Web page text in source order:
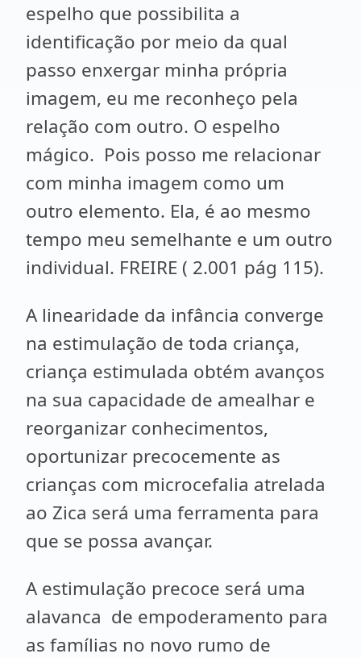
espelho que possibilita a
identificação por meio da qual
passo enxergar minha própria
imagem, eu me reconheço pela
relação com outro. O espelho
mágico. Pois posso me relacionar
com minha imagem como um
outro elemento. Ela, é ao mesmo
tempo meu semelhante e um outro
individual. FREIRE ( 2.001 pág 115).
A linearidade da infância converge
na estimulação de toda criança,
criança estimulada obtém avanços
na sua capacidade de amealhar e
reorganizar conhecimentos,
oportunizar precocemente as
crianças com microcefalia atrelada
ao Zica será uma ferramenta para
que se possa avançar.
A estimulação precoce será uma
alavanca de empoderamento para
as famílias no novo rumo de